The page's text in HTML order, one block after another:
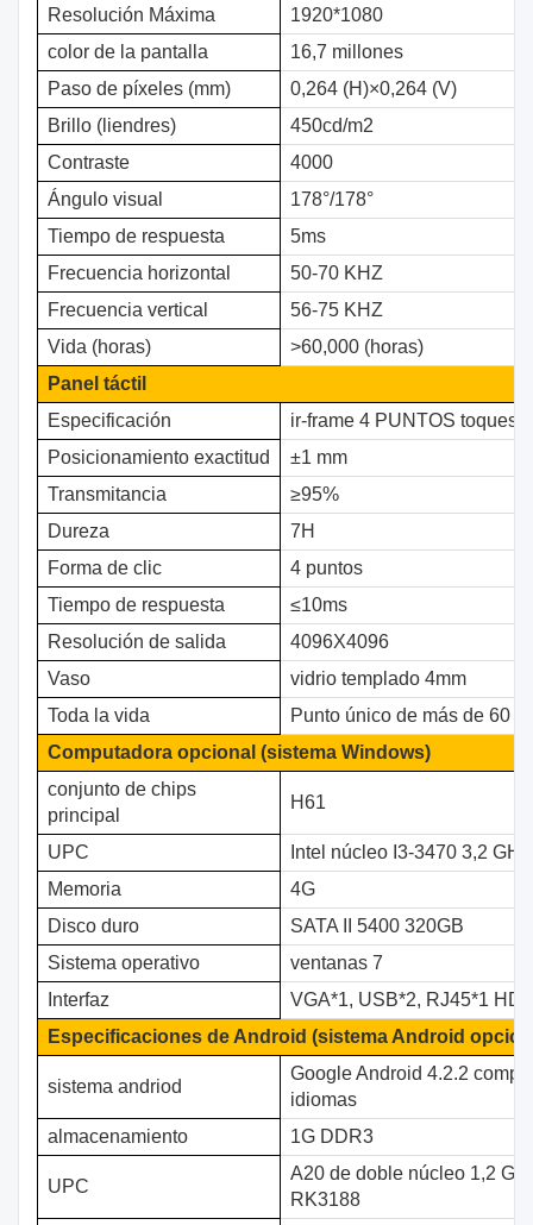
Resolución Máxima
1920*1080
color de la pantalla
16,7 millones
Paso de píxeles (mm)
0,264 (H)×0,264 (V)
Brillo (liendres)
450cd/m2
Contraste
4000
Ángulo visual
178°/178°
Tiempo de respuesta
5ms
Frecuencia horizontal
50-70 KHZ
Frecuencia vertical
56-75 KHZ
Vida (horas)
>60,000 (horas)
Panel táctil
Especificación
ir-frame 4 PUNTOS toques
Posicionamiento exactitud
±1 mm
Transmitancia
≥95%
Dureza
7H
Forma de clic
4 puntos
Tiempo de respuesta
≤10ms
Resolución de salida
4096X4096
Vaso
vidrio templado 4mm
Toda la vida
Punto único de más de 60
Computadora opcional (sistema Windows)
conjunto de chips
principal
H61
UPC Intel núcleo I3-3470 3,2 GHz
Memoria
4G
Disco duro
SATA II 5400 320GB
Sistema operativo
ventanas 7
Interfaz
VGA*1, USB*2, RJ45*1
Especificaciones de Android (sistema Android
sistema andriod
Google Android 4.2.2
idiomas
almacenamiento
1G DDR3
UPC
A20 de doble núcleo 1,2
RK3188